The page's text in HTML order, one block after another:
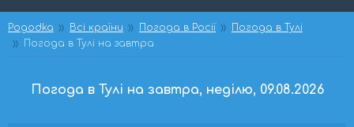
Pogodka Всі країни Погода в Росії
Погода в Тулі
Погода в Тулі на завтра
Погода в Тулі на завтра, неділю, 09.08.2026